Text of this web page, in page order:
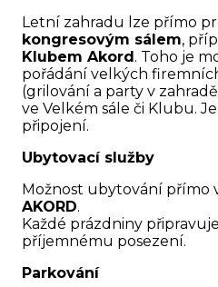
Letní zahradu lze přímo
kongresovým sálem,
Klubem Akord. Toho je
pořádání velkých
(grilování a party v
ve Velkém sále či Klubu.
připojení.
Ubytovací služby
Možnost ubytování přímo
AKORD.
Každé prázdniny
příjemnému posezení.
Parkování